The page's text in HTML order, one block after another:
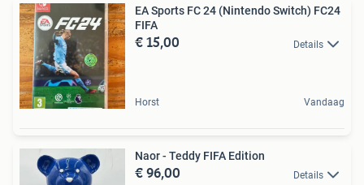
EA Sports FC 24 (Nintendo Switch) FC24
FIFA
€ 15,00 Details
Horst Vandaag
Naor - Teddy FIFA Edition
€ 96,00 Details